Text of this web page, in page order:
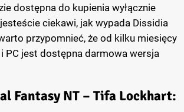
dostępna do kupienia wyłącznie
ciekawi, jak wypada Dissidia
przypomnieć, że od kilku miesięcy
PC jest dostępna darmowa wersja
Fantasy NT – Tifa Lockhart: